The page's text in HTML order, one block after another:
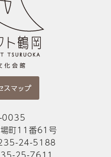
0035
町11番61号
24-5188